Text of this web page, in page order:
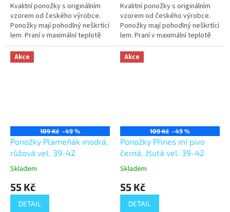
Kvalitní ponožky s originálním
vzorem od českého výrobce.
Ponožky mají pohodlný neškrtící
lem. Praní v maximální teplotě
40°C.
Kvalitní ponožky s originálním
vzorem od českého výrobce.
Ponožky mají pohodlný neškrtící
lem. Praní v maximální teplotě
40°C.
Akce
109 Kč –49 %
Ponožky Plameňák modrá,
růžová vel. 39-42
Skladem
55 Kč
DETAIL
Akce
109 Kč –49 %
Ponožky Přines mi pivo
černá, žlutá vel. 39-42
Skladem
55 Kč
DETAIL